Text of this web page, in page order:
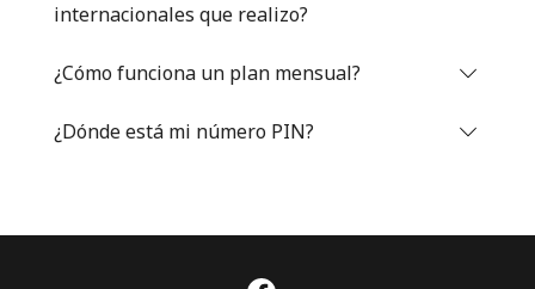
internacionales que realizo?
¿Cómo funciona un plan mensual?
¿Dónde está mi número PIN?